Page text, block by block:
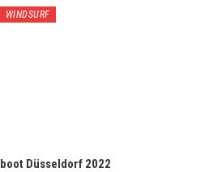
WINDSURF
boot Düsseldorf 2022